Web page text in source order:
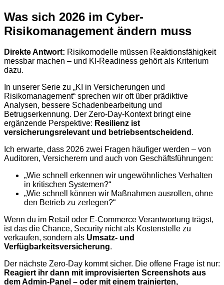
Was sich 2026 im Cyber-
Risikomanagement ändern muss
Direkte Antwort: Risikomodelle müssen Reaktionsfähigkeit
messbar machen – und KI-Readiness gehört als Kriterium
dazu.
In unserer Serie zu „KI in Versicherungen und
Risikomanagement“ sprechen wir oft über prädiktive
Analysen, bessere Schadenbearbeitung und
Betrugserkennung. Der Zero-Day-Kontext bringt eine
ergänzende Perspektive: Resilienz ist
versicherungsrelevant und betriebsentscheidend .
Ich erwarte, dass 2026 zwei Fragen häufiger werden – von
Auditoren, Versicherern und auch von Geschäftsführungen:
„Wie schnell erkennen wir ungewöhnliches Verhalten
in kritischen Systemen?“
„Wie schnell können wir Maßnahmen ausrollen, ohne
den Betrieb zu zerlegen?“
Wenn du im Retail oder E-Commerce Verantwortung trägst,
ist das die Chance, Security nicht als Kostenstelle zu
verkaufen, sondern als Umsatz- und
Verfügbarkeitsversicherung.
Der nächste Zero-Day kommt sicher. Die offene Frage ist nur:
Reagiert ihr dann mit improvisierten Screenshots aus
dem Admin-Panel – oder mit einem trainierten,